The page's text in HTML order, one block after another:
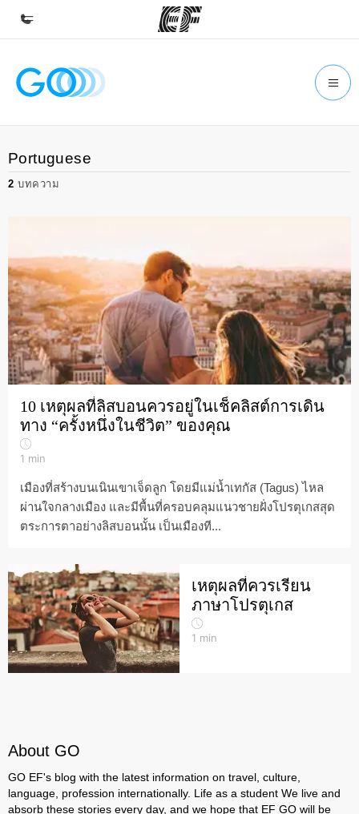
หน้าหลัก
ดูโปรแกรมทั้งหมด
สำนักงาน
ประวัติองค์กร
อาชีพ
ร่วมงานกับเรา
Portuguese
2 บทความ
10 เหตุผลที่ลิสบอนควรอยู่ในเช็คลิสต์การเดิน
ทาง “ครั้งหนึ่งในชีวิต” ของคุณ
1 min
เมืองที่สร้างบนเนินเขาเจ็ดลูก โดยมีแม่น้ำเทกัส (Tagus) ไหล
ผ่านใจกลางเมือง และมีพื้นที่ครอบคลุมแนวชายฝั่งโปรตุเกสสุด
ตระการตาอย่างลิสบอนนั้น เป็นเมืองที...
เหตุผลที่ควรเรียน
ภาษาโปรตุเกส
1 min
About GO
GO EF's blog with the latest information on travel, culture,
language, profession internationally. Life as a student We live and
absorb these stories every day, and we hope that EF GO will be